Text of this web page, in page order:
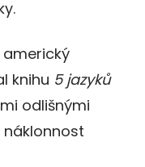
knihu 5 jazyků
odlišnými